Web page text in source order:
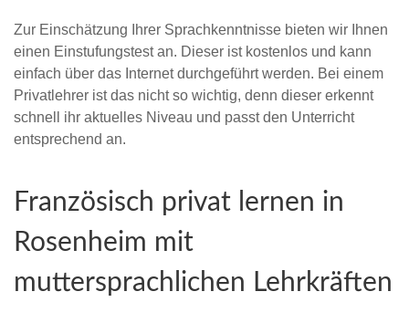
Zur Einschätzung Ihrer Sprachkenntnisse bieten wir Ihnen
einen Einstufungstest an. Dieser ist kostenlos und kann
einfach über das Internet durchgeführt werden. Bei einem
Privatlehrer ist das nicht so wichtig, denn dieser erkennt
schnell ihr aktuelles Niveau und passt den Unterricht
entsprechend an.
Französisch privat lernen in
Rosenheim mit
muttersprachlichen Lehrkräften